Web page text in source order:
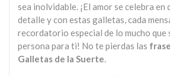
sea inolvidable. ¡El amor se celebra en
detalle y con estas galletas, cada
recordatorio especial de lo mucho que
persona para ti! No te pierdas las
Galletas de la Suerte.